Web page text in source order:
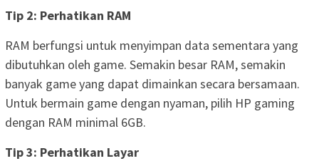
Tip 2: Perhatikan RAM
RAM berfungsi untuk menyimpan data sementara yang
dibutuhkan oleh game. Semakin besar RAM, semakin
banyak game yang dapat dimainkan secara bersamaan.
Untuk bermain game dengan nyaman, pilih HP gaming
dengan RAM minimal 6GB.
Tip 3: Perhatikan Layar